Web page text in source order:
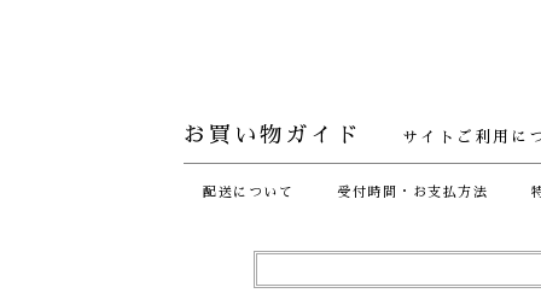
お買い物ガイド サイトご利用に
配送について 受付時間・お支払方法